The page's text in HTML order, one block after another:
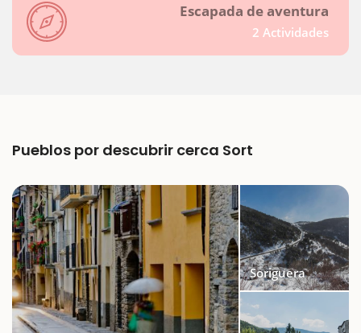
Escapada de aventura
2 Actividades
Pueblos por descubrir cerca Sort
Soriguera